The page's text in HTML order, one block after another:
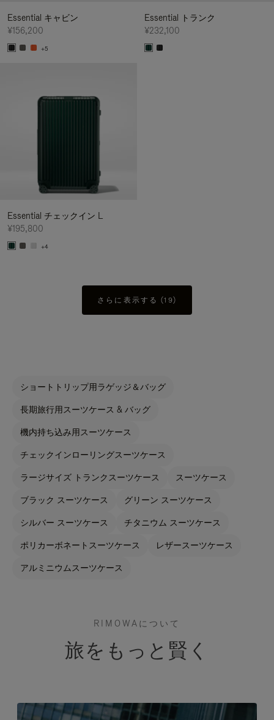
Essential キャビン
¥156,200
+5
Essential トランク
¥232,100
Essential チェックイン L
¥195,800
+4
さらに表示する (19)
ショートトリップ用ラゲッジ＆バッグ
長期旅行用スーツケース & バッグ
機内持ち込み用スーツケース
チェックインローリングスーツケース
ラージサイズ トランクスーツケース スーツケース
ブラック スーツケース グリーン スーツケース
シルバー スーツケース チタニウム スーツケース
ポリカーボネートスーツケース レザースーツケース
アルミニウムスーツケース
RIMOWAについて
旅をもっと賢く